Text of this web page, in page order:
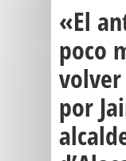
«El
poco
por